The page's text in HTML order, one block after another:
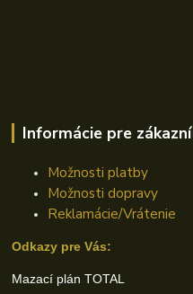
Informácie pre
Možnosti platby
Možnosti dopravy
Reklamácie/Vrátenie
Odkazy pre Vás:
Mazací plán TOTAL